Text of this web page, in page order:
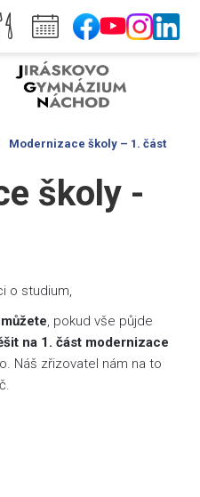
Modernizace školy – 1. část
školy -
o studium,
, pokud vše půjde
na 1. část modernizace
Náš zřizovatel nám na to